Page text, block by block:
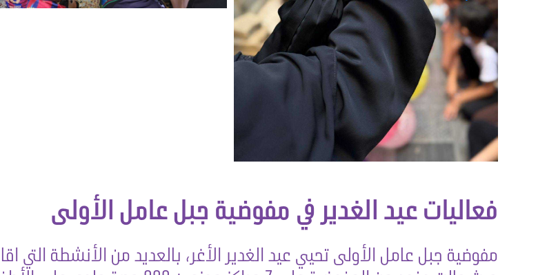
فعاليات عيد الغدير في مفوضية جبل عامل الأولى
مفوضية جبل عامل الأولى تحيي عيد الغدير الأغر، بالعديد من الأنشطة التي